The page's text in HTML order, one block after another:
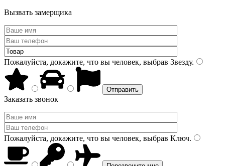
Вызвать замерщика
Пожалуйста, докажите, что вы человек, выбрав Звезду.
Заказать звонок
Пожалуйста, докажите, что вы человек, выбрав Ключ.